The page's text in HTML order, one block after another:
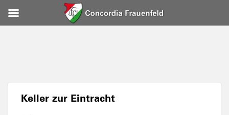
Keller zur Eintracht